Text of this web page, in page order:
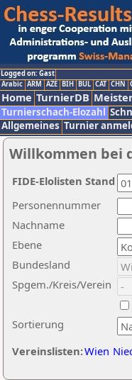
Logged on: Gast
Arabic ARM AZE BIH BUL CAT CHN
Home TurnierDB
Turnierschach-Elozahl
Allgemeines Turnier
Willkommen bei
Nachname
Ebene
Sortierung
Personennummer
Bundesland
Spgem./Kreis/Verein
Vereinslisten:Wien
FIDE-Elolisten Stand